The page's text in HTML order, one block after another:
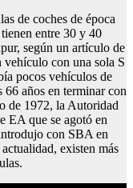
de coches de época
entre 30 y 40
según un artículo de
con una sola S
pocos vehículos de
años en terminar con
de 1972, la Autoridad
EA que se agotó en
con SBA en
existen más